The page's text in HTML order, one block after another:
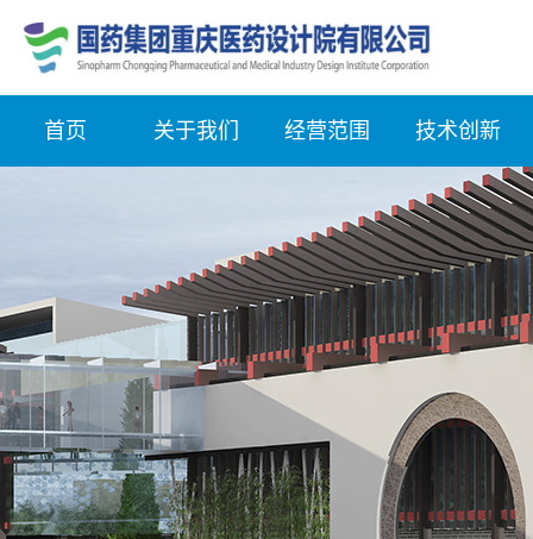
首页 关于我们 经营范围 技术创新